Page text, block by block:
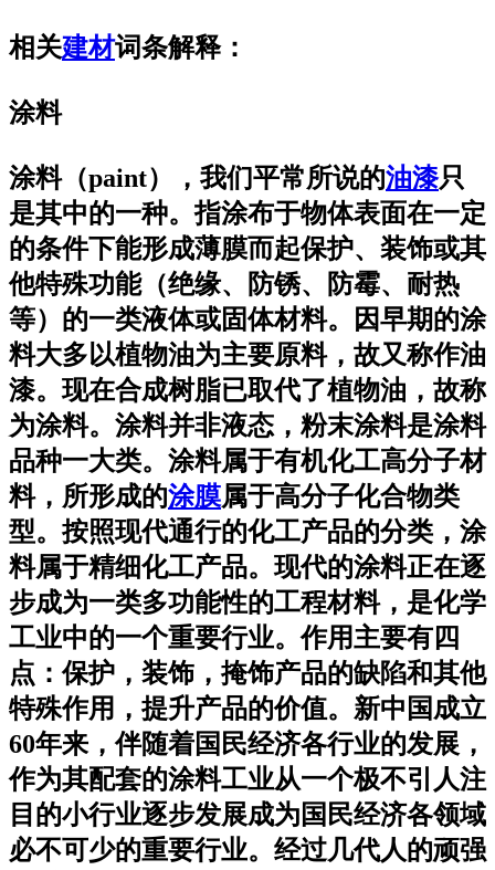
相关建材词条解释：
涂料
涂料（paint），我们平常所说的油漆只
是其中的一种。指涂布于物体表面在一定
的条件下能形成薄膜而起保护、装饰或其
他特殊功能（绝缘、防锈、防霉、耐热
等）的一类液体或固体材料。因早期的涂
料大多以植物油为主要原料，故又称作油
漆。现在合成树脂已取代了植物油，故称
为涂料。涂料并非液态，粉末涂料是涂料
品种一大类。涂料属于有机化工高分子材
料，所形成的涂膜属于高分子化合物类
型。按照现代通行的化工产品的分类，涂
料属于精细化工产品。现代的涂料正在逐
步成为一类多功能性的工程材料，是化学
工业中的一个重要行业。作用主要有四
点：保护，装饰，掩饰产品的缺陷和其他
特殊作用，提升产品的价值。新中国成立
60年来，伴随着国民经济各行业的发展，
作为其配套的涂料工业从一个极不引人注
目的小行业逐步发展成为国民经济各领域
必不可少的重要行业。经过几代人的顽强